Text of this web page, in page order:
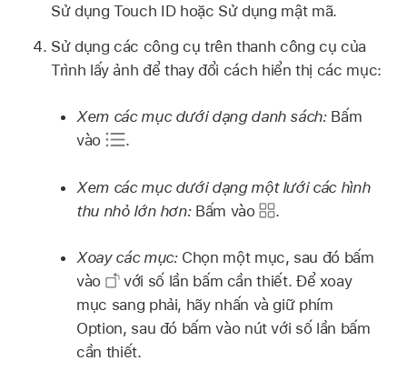
Sử dụng Touch ID hoặc Sử dụng mật mã.
Sử dụng các công cụ trên thanh công cụ của
Trình lấy ảnh để thay đổi cách hiển thị các mục:
Xem các mục dưới dạng danh sách:Bấm
vào
.
Xem các mục dưới dạng một lưới các hình
thu nhỏ lớn hơn:Bấm vào .
Xoay các mục:Chọn một mục, sau đó bấm
vào
với số lần bấm cần thiết. Để xoay
mục sang phải, hãy nhấn và giữ phím
Option, sau đó bấm vào nút với số lần bấm
cần thiết.